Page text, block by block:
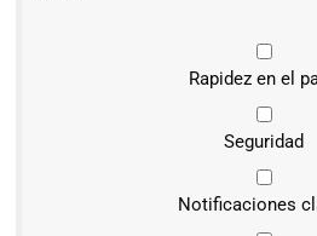
Rapidez en el
Seguridad
Notificaciones